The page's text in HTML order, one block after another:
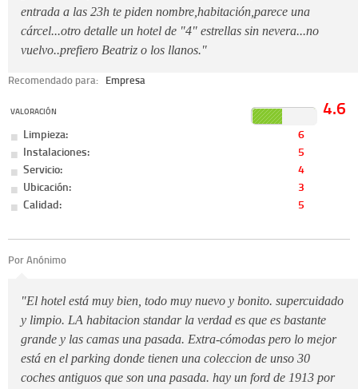
entrada a las 23h te piden nombre,habitación,parece una
cárcel...otro detalle un hotel de "4" estrellas sin nevera...no
vuelvo..prefiero Beatriz o los llanos."
Recomendado para: Empresa
VALORACIÓN 4.6
Limpieza:
6
Instalaciones:
5
Servicio:
4
Ubicación:
3
Calidad:
5
Por Anónimo
"El hotel está muy bien, todo muy nuevo y bonito. supercuidado
y limpio. LA habitacion standar la verdad es que es bastante
grande y las camas una pasada. Extra-cómodas pero lo mejor
está en el parking donde tienen una coleccion de unso 30
coches antiguos que son una pasada. hay un ford de 1913 por